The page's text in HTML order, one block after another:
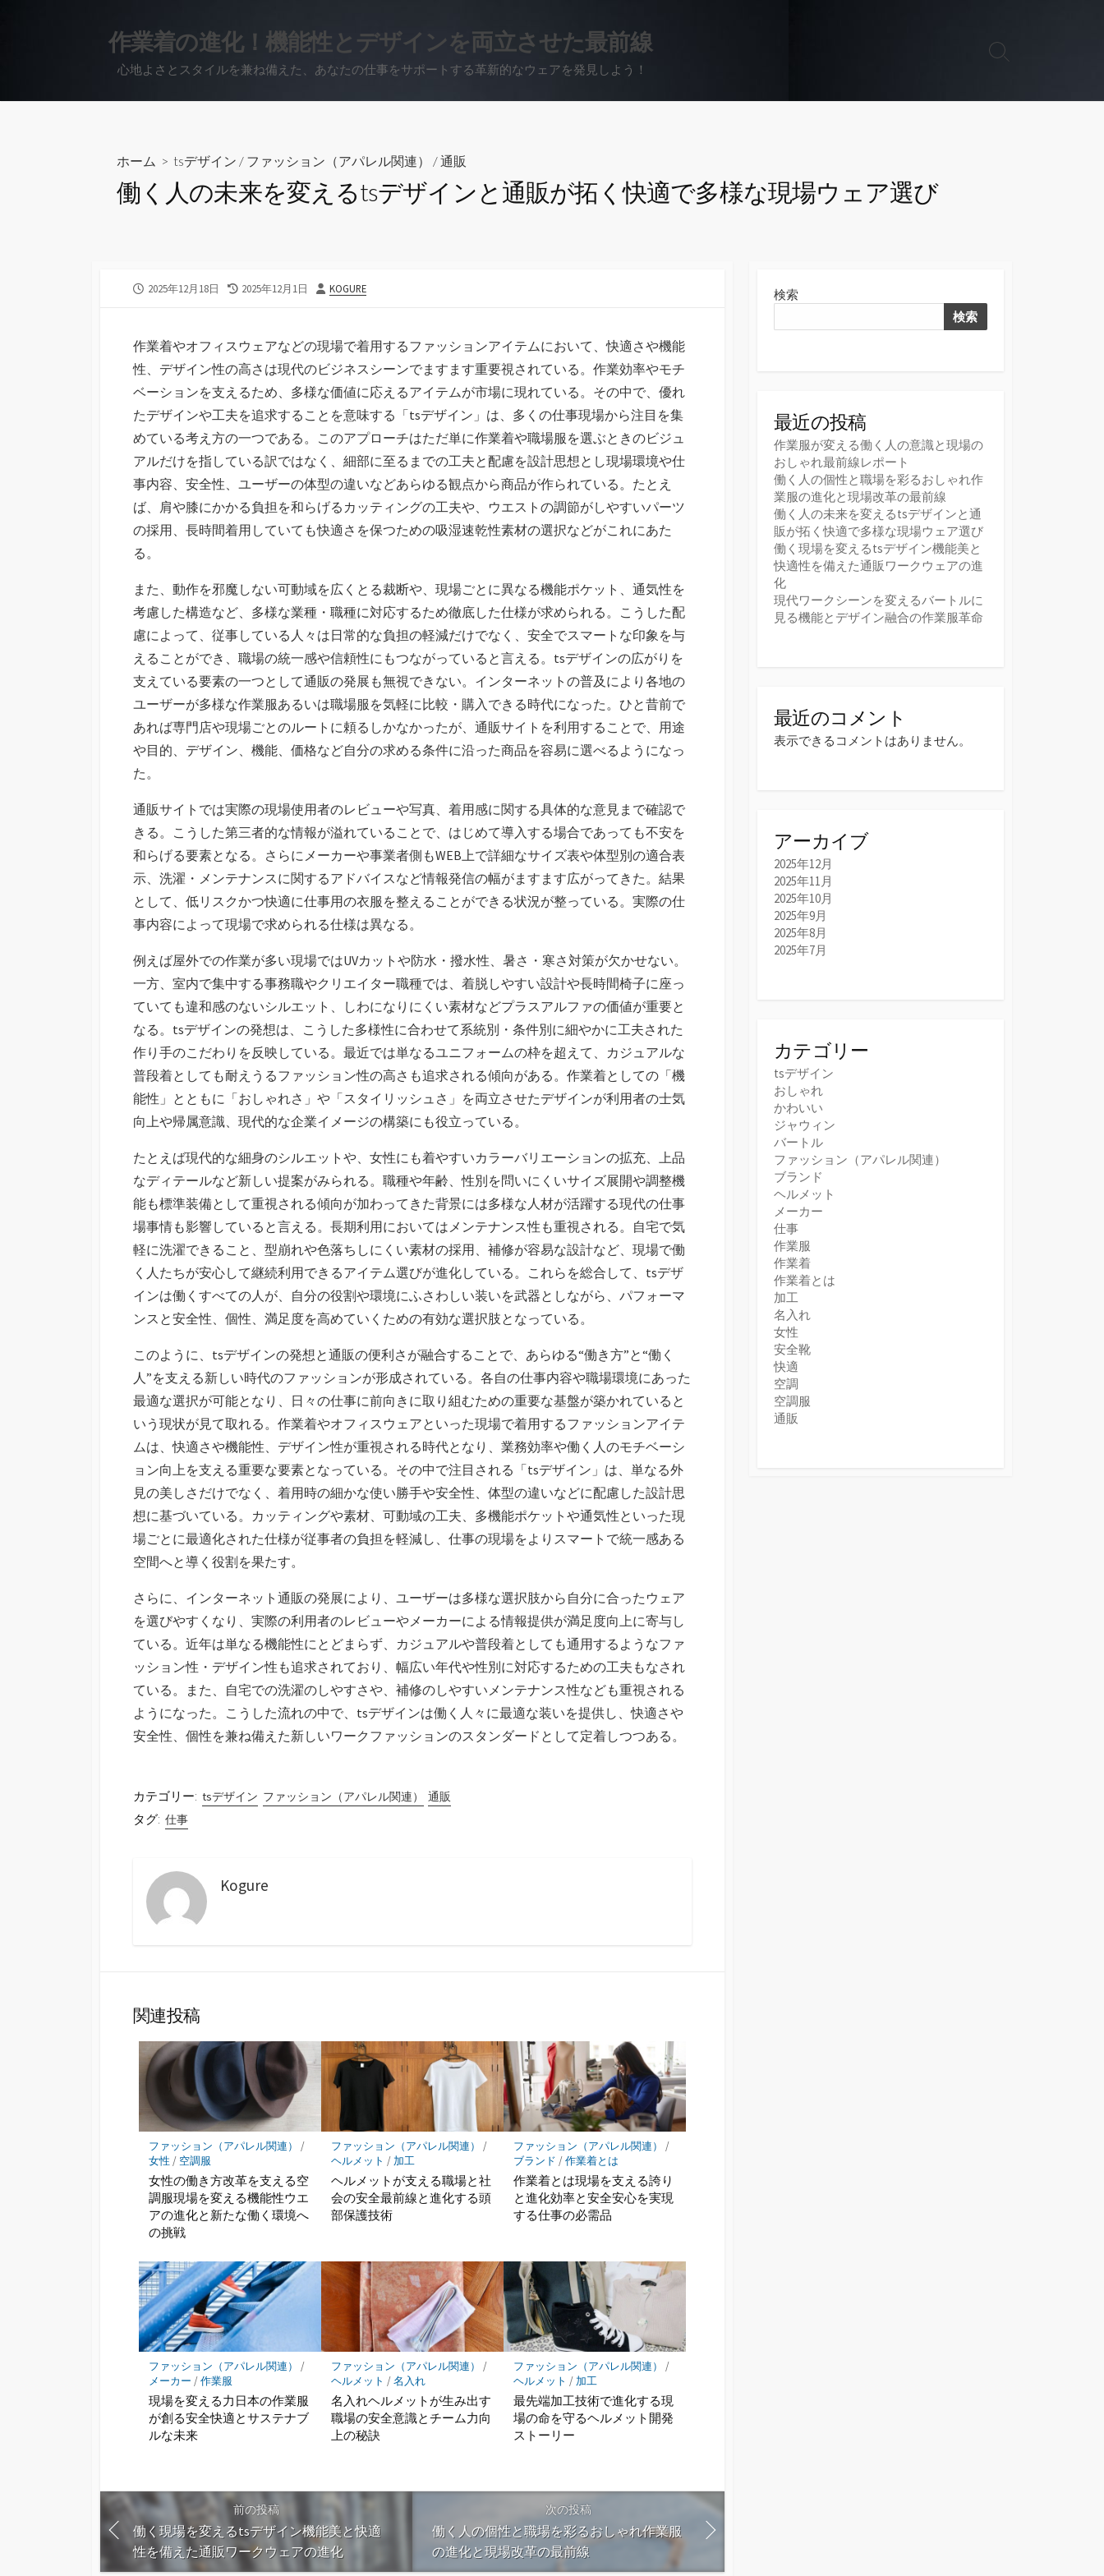
作業着の進化！機能性とデザインを両立させた最前線
心地よさとスタイルを兼ね備えた、あなたの仕事をサポートする革新的なウェアを発見しよう！
検
ホーム > tsデザイン / ファッション（アパレル関連） /通販
働く人の未来を変えるtsデザインと通販が拓く快適で多様な現場ウェア選び
公
2025年12月18日
最
日
2025年12月1日
投
KOGURE
作業着やオフィスウェアなどの現場で着用するファッションアイテムにおいて、快適さや機能
性、デザイン性の高さは現代のビジネスシーンでますます重要視されている。 作業効率やモチ
ベーションを支えるため、多様な価値に応えるアイテムが市場に現れている。その中で、優れ
たデザインや工夫を追求することを意味する「tsデザイン」は、多くの仕事現場から注目を集
めている考え方の一つである。このアプローチはただ単に作業着や職場服を選ぶときのビジュ
アルだけを指している訳ではなく、細部に至るまでの工夫と配慮を設計思想とし現場環境や仕
事内容、安全性、ユーザーの体型の違いなどあらゆる観点から商品が作られている。たとえ
ば、肩や膝にかかる負担を和らげるカッティングの工夫や、ウエストの調節がしやすいパーツ
の採用、長時間着用していても快適さを保つための吸湿速乾性素材の選択などがこれにあた
る。
また、動作を邪魔しない可動域を広くとる裁断や、現場ごとに異なる機能ポケット、通気性を
考慮した構造など、多様な業種・職種に対応するため徹底した仕様が求められる。こうした配
慮によって、従事している人々は日常的な負担の軽減だけでなく、安全でスマートな印象を与
えることができ、職場の統一感や信頼性にもつながっていると言える。tsデザインの広がりを
支えている要素の一つとして通販の発展も無視できない。インターネットの普及により各地の
ユーザーが多様な作業服あるいは職場服を気軽に比較・購入できる時代になった。ひと昔前で
あれば専門店や現場ごとのルートに頼るしかなかったが、通販サイトを利用することで、用途
や目的、デザイン、機能、価格など自分の求める条件に沿った商品を容易に選べるようになっ
た。
通販サイトでは実際の現場使用者のレビューや写真、着用感に関する具体的な意見まで確認で
きる。こうした第三者的な情報が溢れていることで、はじめて導入する場合であっても不安を
和らげる要素となる。さらにメーカーや事業者側もWEB上で詳細なサイズ表や体型別の適合表
示、洗濯・メンテナンスに関するアドバイスなど情報発信の幅がますます広がってきた。結果
として、低リスクかつ快適に仕事用の衣服を整えることができる状況が整っている。実際の仕
事内容によって現場で求められる仕様は異なる。
例えば屋外での作業が多い現場ではUVカットや防水・撥水性、暑さ・寒さ対策が欠かせない。
一方、室内で集中する事務職やクリエイター職種では、着脱しやすい設計や長時間椅子に座っ
ていても違和感のないシルエット、しわになりにくい素材などプラスアルファの価値が重要と
なる。tsデザインの発想は、こうした多様性に合わせて系統別・条件別に細やかに工夫された
作り手のこだわりを反映している。最近では単なるユニフォームの枠を超えて、カジュアルな
普段着としても耐えうるファッション性の高さも追求される傾向がある。作業着としての「機
能性」とともに「おしゃれさ」や「スタイリッシュさ」を両立させたデザインが利用者の士気
向上や帰属意識、現代的な企業イメージの構築にも役立っている。
たとえば現代的な細身のシルエットや、女性にも着やすいカラーバリエーションの拡充、上品
なディテールなど新しい提案がみられる。職種や年齢、性別を問いにくいサイズ展開や調整機
能も標準装備として重視される傾向が加わってきた背景には多様な人材が活躍する現代の仕事
場事情も影響していると言える。長期利用においてはメンテナンス性も重視される。自宅で気
軽に洗濯できること、型崩れや色落ちしにくい素材の採用、補修が容易な設計など、現場で働
く人たちが安心して継続利用できるアイテム選びが進化している。これらを総合して、tsデザ
インは働くすべての人が、自分の役割や環境にふさわしい装いを武器としながら、パフォーマ
ンスと安全性、個性、満足度を高めていくための有効な選択肢となっている。
このように、tsデザインの発想と通販の便利さが融合することで、あらゆる“働き方”と“働く
人”を支える新しい時代のファッションが形成されている。各自の仕事内容や職場環境にあった
最適な選択が可能となり、日々の仕事に前向きに取り組むための重要な基盤が築かれていると
いう現状が見て取れる。作業着やオフィスウェアといった現場で着用するファッションアイテ
ムは、快適さや機能性、デザイン性が重視される時代となり、業務効率や働く人のモチベーシ
ョン向上を支える重要な要素となっている。その中で注目される「tsデザイン」は、単なる外
見の美しさだけでなく、着用時の細かな使い勝手や安全性、体型の違いなどに配慮した設計思
想に基づいている。カッティングや素材、可動域の工夫、多機能ポケットや通気性といった現
場ごとに最適化された仕様が従事者の負担を軽減し、仕事の現場をよりスマートで統一感ある
空間へと導く役割を果たす。
さらに、インターネット通販の発展により、ユーザーは多様な選択肢から自分に合ったウェア
を選びやすくなり、実際の利用者のレビューやメーカーによる情報提供が満足度向上に寄与し
ている。近年は単なる機能性にとどまらず、カジュアルや普段着としても通用するようなファ
ッション性・デザイン性も追求されており、幅広い年代や性別に対応するための工夫もなされ
ている。また、自宅での洗濯のしやすさや、補修のしやすいメンテナンス性なども重視される
ようになった。こうした流れの中で、tsデザインは働く人々に最適な装いを提供し、快適さや
安全性、個性を兼ね備えた新しいワークファッションのスタンダードとして定着しつつある。
カテゴリー: tsデザイン ファッション（アパレル関連） 通販
タグ: 仕事
Kogure
関連投稿
ファッション（アパレル関連）
/
女性/空調服
女性の働き方改革を支える空
調服現場を変える機能性ウエ
アの進化と新たな働く環境へ
の挑戦
ファッション（アパレル関連）
/
ヘルメット /加工
ヘルメットが支える職場と社
会の安全最前線と進化する頭
部保護技術
ファッション（アパレル関連）
/
ブランド /作業着とは
作業着とは現場を支える誇り
と進化効率と安全安心を実現
する仕事の必需品
ファッション（アパレル関連）
/
メーカー /作業服
現場を変える力日本の作業服
が創る安全快適とサステナブ
ルな未来
ファッション（アパレル関連）
/
ヘルメット /名入れ
名入れヘルメットが生み出す
職場の安全意識とチーム力向
上の秘訣
ファッション（アパレル関連）
/
ヘルメット /加工
最先端加工技術で進化する現
場の命を守るヘルメット開発
ストーリー
前の投稿
働く現場を変えるtsデザイン機能美と快適
性を備えた通販ワークウェアの進化
次の投稿
働く人の個性と職場を彩るおしゃれ作業服
の進化と現場改革の最前線
検索
検索
最近の投稿
作業服が変える働く人の意識と現場の
おしゃれ最前線レポート
働く人の個性と職場を彩るおしゃれ作
業服の進化と現場改革の最前線
働く人の未来を変えるtsデザインと通
販が拓く快適で多様な現場ウェア選び
働く現場を変えるtsデザイン機能美と
快適性を備えた通販ワークウェアの進
化
現代ワークシーンを変えるバートルに
見る機能とデザイン融合の作業服革命
最近のコメント
表示できるコメントはありません。
アーカイブ
2025年12月
2025年11月
2025年10月
2025年9月
2025年8月
2025年7月
カテゴリー
tsデザイン
おしゃれ
かわいい
ジャウィン
バートル
ファッション（アパレル関連）
ブランド
ヘルメット
メーカー
仕事
作業服
作業着
作業着とは
加工
名入れ
女性
安全靴
快適
空調
空調服
通販